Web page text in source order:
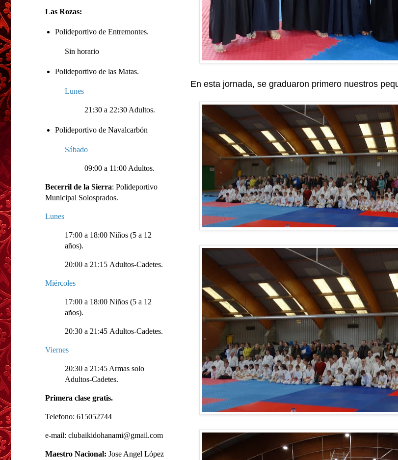
En esta jornada, se graduaron primero nuestros
Las Rozas:
Polideportivo de Entremontes.
Sin horario
Polideportivo de las Matas.
Lunes
21:30 a 22:30 Adultos.
Polideportivo de Navalcarbón
Sábado
09:00 a 11:00 Adultos.
Becerril de la Sierra: Polideportivo
Municipal Solosprados.
Lunes
17:00 a 18:00 Niños (5 a 12
años).
20:00 a 21:15 Adultos-Cadetes.
Miércoles
17:00 a 18:00 Niños (5 a 12
años).
20:30 a 21:45 Adultos-Cadetes.
Viernes
20:30 a 21:45 Armas solo
Adultos-Cadetes.
Primera clase gratis.
Telefono: 615052744
e-mail: clubaikidohanami@gmail.com
Maestro Nacional: Jose Angel López